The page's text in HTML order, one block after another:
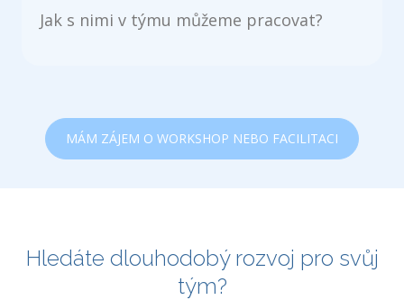
Jak s nimi v týmu můžeme pracovat?
MÁM ZÁJEM O WORKSHOP NEBO FACILITACI
Hledáte dlouhodobý rozvoj pro svůj
tým?